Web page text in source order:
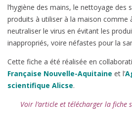
l’hygiène des mains, le nettoyage des
produits à utiliser à la maison comme
neutraliser le virus en évitant les
inappropriés, voire néfastes pour la
Cette fiche a été réalisée en
Française Nouvelle-Aquitaine et l’
scientifique Alicse.
Voir l’article et télécharger la fiche